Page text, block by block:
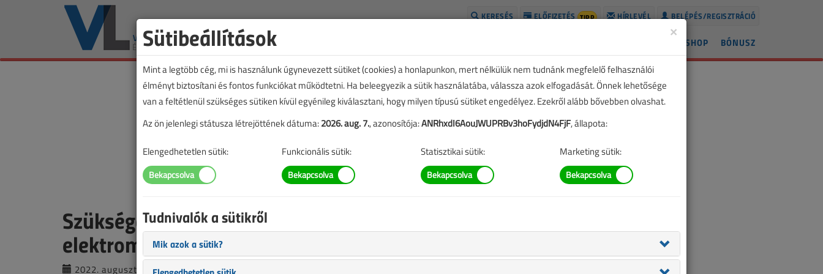
BELÉPÉS/REGISZTRÁCIÓ
HÍRLEVÉL
ELŐFIZETÉS TIPP
KERESÉS
BÓNUSZ
SHOP
Szükséges az érintésvédelmi felülvizsgálat az
elektromos autók műszaki vizsgája során?
2022. augusztus 8. | VL online | 4074 |
×
Sütibeállítások
Mint a legtöbb cég, mi is használunk úgynevezett sütiket (cookies) a honlapunkon, mert nélkülük nem tudnánk megfelelő felhasználói
élményt biztosítani és fontos funkciókat működtetni. Ha beleegyezik a sütik használatába, válassza azok elfogadását. Önnek lehetősége
van a feltétlenül szükséges sütiken kívül egyénileg kiválasztani, hogy milyen típusú sütiket engedélyez. Ezekről alább bővebben olvashat.
Az ön jelenlegi státusza létrejöttének dátuma:2026. aug. 7., azonosítója:ANRhxdI6AouJWUPRBv3hoFydjdN4FjF, állapota:
Elengedhetetlen sütik: Funkcionális sütik: Statisztikai sütik: Marketing sütik:
Tudnivalók a sütikről
Mik azok a sütik?